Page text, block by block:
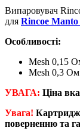
Випаровувач
для Rincoe
Особливості:
Mesh 0,15
Mesh 0,3 Ом
УВАГА: Ціна
Увага!
поверненню та